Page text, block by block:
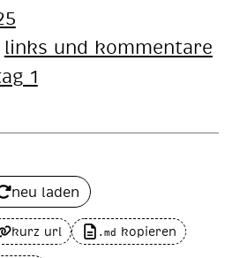
links und kommentare
1
neu laden
kurz url .md kopieren